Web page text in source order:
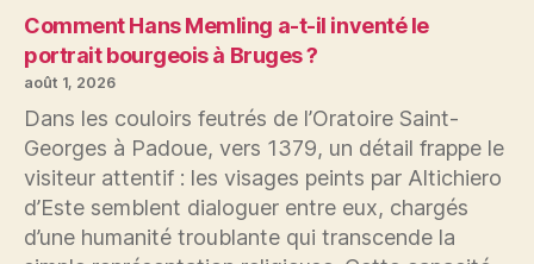
Comment Hans Memling a-t-il inventé le
portrait bourgeois à Bruges ?
août 1, 2026
Dans les couloirs feutrés de l’Oratoire Saint-
Georges à Padoue, vers 1379, un détail frappe le
visiteur attentif : les visages peints par Altichiero
d’Este semblent dialoguer entre eux, chargés
d’une humanité troublante qui transcende la